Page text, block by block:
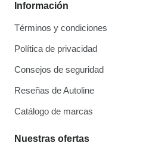
Información
Términos y condiciones
Política de privacidad
Consejos de seguridad
Reseñas de Autoline
Catálogo de marcas
Nuestras ofertas